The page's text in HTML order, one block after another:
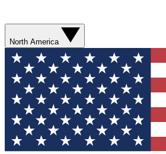
North America